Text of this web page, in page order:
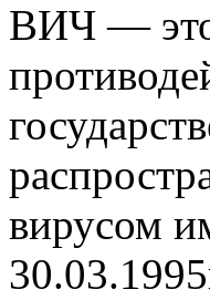
ВИЧ — это
вирусом